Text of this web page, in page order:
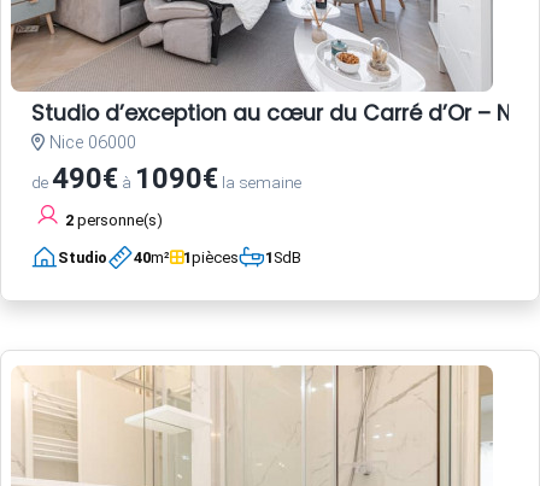
Studio d’exception au cœur du Carré d’Or –
Nice 06000
de490€ à 1090€ la semaine
2 personne(s)
Studio 40m² 1pièces 1SdB